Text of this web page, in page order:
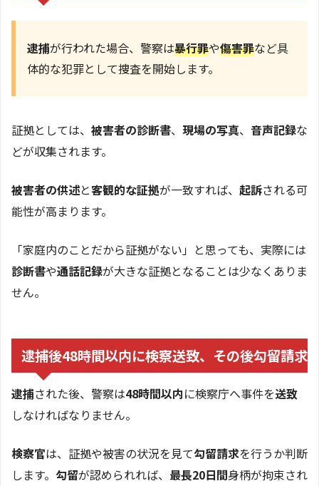
逮捕が行われた場合、警察は暴行罪や傷害罪など具
体的な犯罪として捜査を開始します。
証拠としては、 被害者の診断書、 現場の写真、 音声記録な
どが収集されます。
被害者の供述と客観的な証拠が一致すれば、 起訴される可
能性が高まります。
「家庭内のことだから証拠がない」と思っても、実際には
診断書や通話記録が大きな証拠となることは少なくありま
せん。
逮捕後48時間以内に検察送致、その後勾留請求
逮捕された後、警察は48時間以内に検察庁へ事件を送致
しなければなりません。
検察官は、証拠や被害の状況を見て勾留請求を行うか判断
します。 勾留が認められれば、 最長20日間身柄が拘束され